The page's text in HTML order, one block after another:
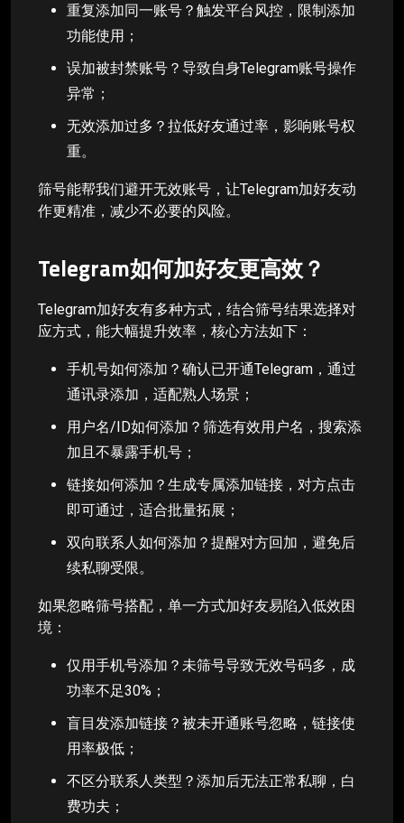
重复添加同一账号？触发平台风控，限制添加
功能使用；
误加被封禁账号？导致自身Telegram账号操作
异常；
无效添加过多？拉低好友通过率，影响账号权
重。
筛号能帮我们避开无效账号，让Telegram加好友动
作更精准，减少不必要的风险。
Telegram如何加好友更高效？
Telegram加好友有多种方式，结合筛号结果选择对
应方式，能大幅提升效率，核心方法如下：
手机号如何添加？确认已开通Telegram，通过
通讯录添加，适配熟人场景；
用户名/ID如何添加？筛选有效用户名，搜索添
加且不暴露手机号；
链接如何添加？生成专属添加链接，对方点击
即可通过，适合批量拓展；
双向联系人如何添加？提醒对方回加，避免后
续私聊受限。
如果忽略筛号搭配，单一方式加好友易陷入低效困
境：
仅用手机号添加？未筛号导致无效号码多，成
功率不足30%；
盲目发添加链接？被未开通账号忽略，链接使
用率极低；
不区分联系人类型？添加后无法正常私聊，白
费功夫；